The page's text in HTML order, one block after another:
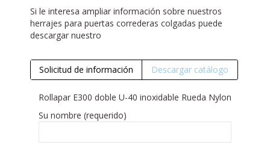
Si le interesa ampliar información sobre nuestros
herrajes para puertas correderas colgadas puede
descargar nuestro
Solicitud de información Descargar catálogo
Rollapar E300 doble U-40 inoxidable Rueda Nylon
Su nombre (requerido)